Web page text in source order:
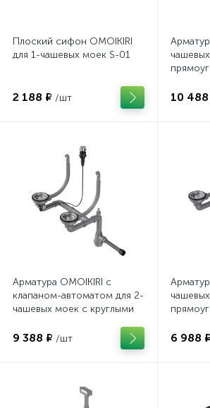
Плоский сифон OMOIKIRI
для 1-чашевых моек S-01
2 188 ₽ /шт 10
Арматура OMOIKIRI с
клапаном-автоматом для 2-
чашевых моек с круглыми
нерж. сталь
9 388 ₽ /шт 6 988 ₽